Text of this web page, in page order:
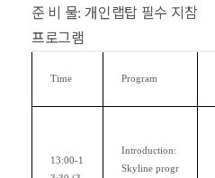
준 비 물:개인랩탑 필수 지참
프로그램
Time Program
13:00-1
Introduction:
Skyline progr